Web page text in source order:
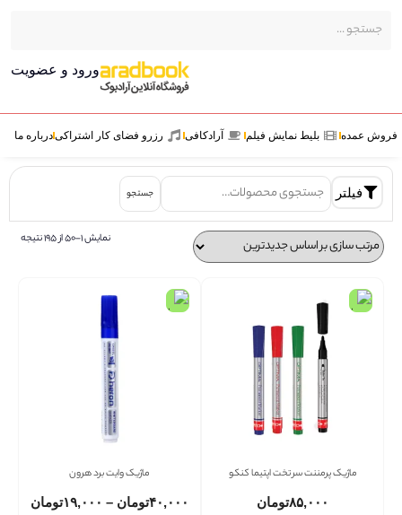
ورود و عضویت
عمده بلیط نمایش فیلم آرادکافی رزرو فضای کار اشتراکی درباره ما
فیلتر جستجو
نمایش 1–50 از 195 نتیجه
ماژیک پرمننت سر تخت اپتیما کنکو
۸۵,۰۰۰تومان
ماژیک وایت برد هرون
۴۰,۰۰۰تومان – ۱۹,۰۰۰تومان